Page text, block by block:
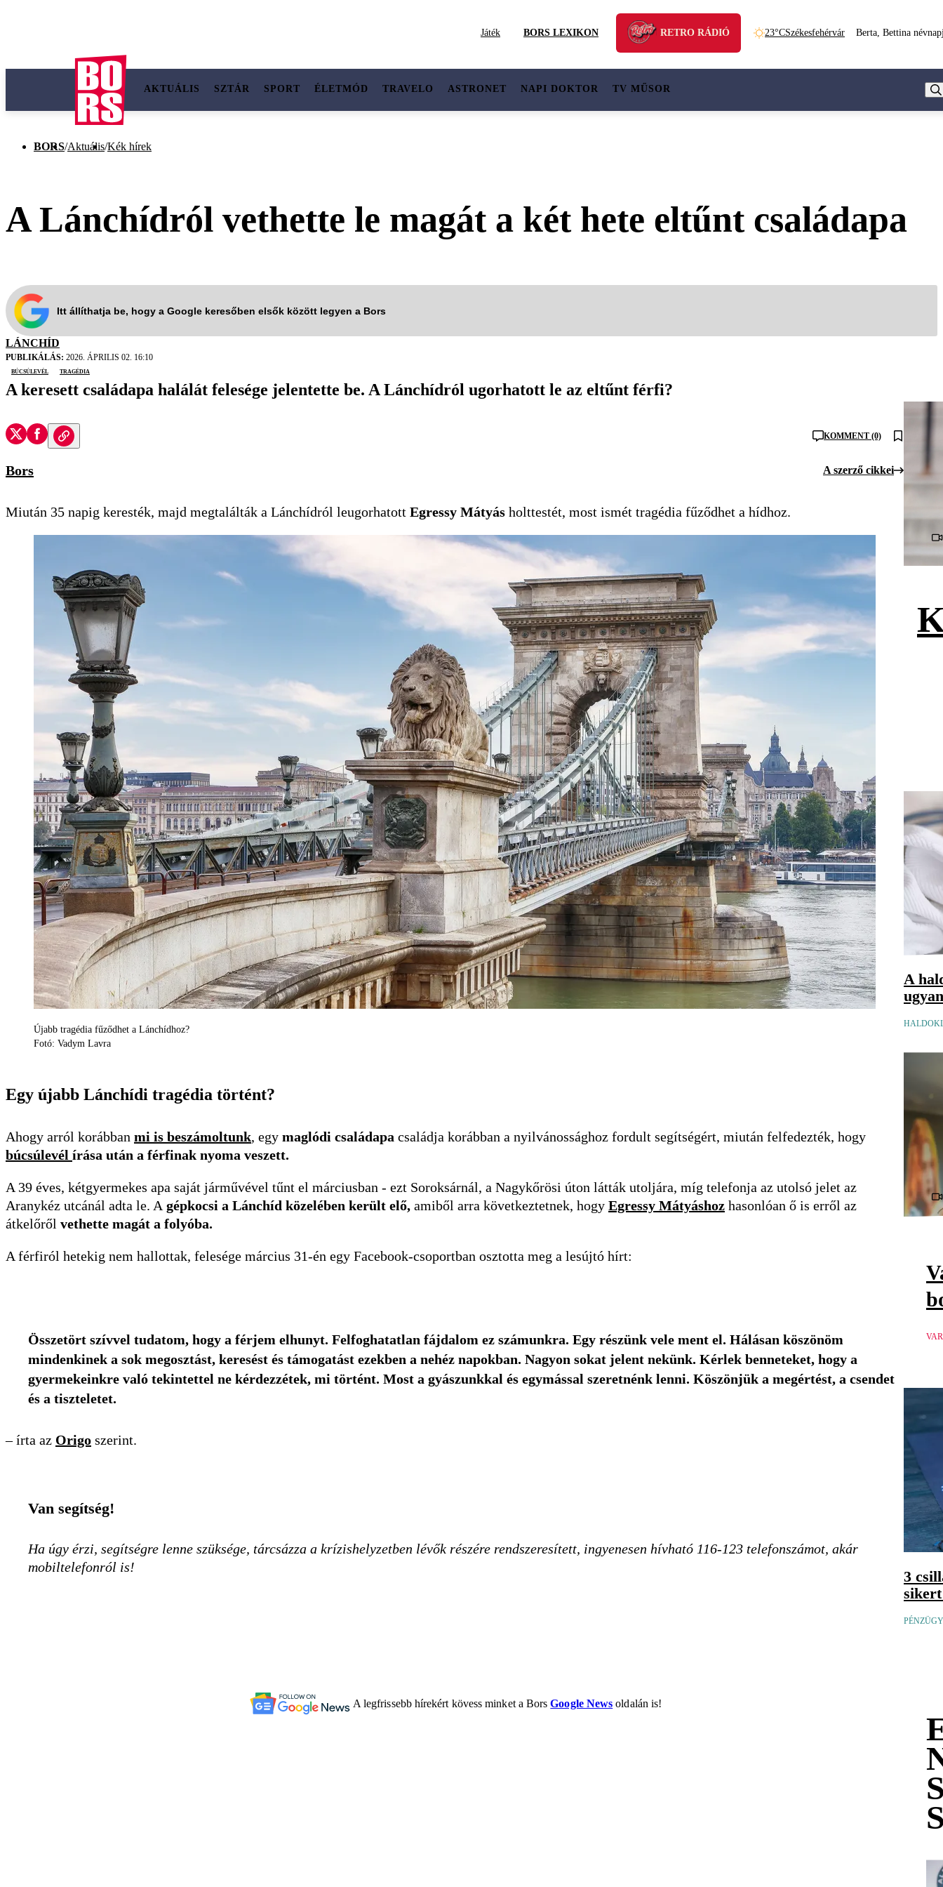
Játék BORS LEXIKON RETRO RÁDIÓ 23°CSzékesfehérvár Berta, Bettina
AKTUÁLIS SZTÁR SPORT ÉLETMÓD TRAVELO ASTRONET NAPI DOKTOR TV MŰSOR
BORS/Aktuális/Kék hírek
A Lánchídról vethette le magát a két hete eltűnt családapa
Itt állíthatja be, hogy a Google keresőben elsők között legyen a Bors
LÁNCHÍD
PUBLIKÁLÁS: 2026. ÁPRILIS 02. 16:10
búcsúlevél
tragédia
A keresett családapa halálát felesége jelentette be. A Lánchídról ugorhatott le az eltűnt férfi?
KOMMENT (0)
Bors A szerző cikkei
Miután 35 napig keresték, majd megtalálták a Lánchídról leugorhatott Egressy Mátyás holttestét, most ismét tragédia fűződhet a hídhoz.
Újabb tragédia fűződhet a Lánchídhoz?
Fotó: Vadym Lavra
Egy újabb Lánchídi tragédia történt?
Ahogy arról korábban mi is beszámoltunk, egy maglódi családapa családja korábban a nyilvánossághoz fordult segítségért, miután felfedezték, hogy
búcsúlevél írása után a férfinak nyoma veszett.
A 39 éves, kétgyermekes apa saját járművével tűnt el márciusban - ezt Soroksárnál, a Nagykőrösi úton látták utoljára, míg telefonja az utolsó jelet az
Aranykéz utcánál adta le. A gépkocsi a Lánchíd közelében került elő, amiből arra következtetnek, hogy Egressy Mátyáshoz hasonlóan ő is erről az
átkelőről vethette magát a folyóba.
A férfiról hetekig nem hallottak, felesége március 31-én egy Facebook-csoportban osztotta meg a lesújtó hírt:
Összetört szívvel tudatom, hogy a férjem elhunyt. Felfoghatatlan fájdalom ez számunkra. Egy részünk vele ment el. Hálásan köszönöm
mindenkinek a sok megosztást, keresést és támogatást ezekben a nehéz napokban. Nagyon sokat jelent nekünk. Kérlek benneteket, hogy a
gyermekeinkre való tekintettel ne kérdezzétek, mi történt. Most a gyászunkkal és egymással szeretnénk lenni. Köszönjük a megértést, a csendet
és a tiszteletet.
– írta az Origo szerint.
Van segítség!
Ha úgy érzi, segítségre lenne szüksége, tárcsázza a krízishelyzetben lévők részére rendszeresített, ingyenesen hívható 116-123 telefonszámot, akár
mobiltelefonról is!
A legfrissebb hírekért kövess minket a BorsGoogle News oldalán is!
A
3
sikert